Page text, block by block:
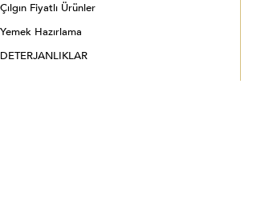
Çılgın Fiyatlı Ürünler
Yemek Hazırlama
DETERJANLIKLAR